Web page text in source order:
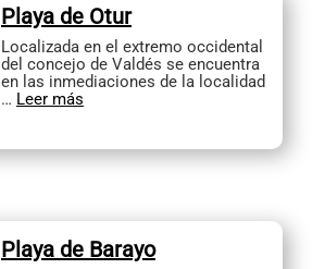
Playa de Otur
Localizada en el extremo occidental
del concejo de Valdés se encuentra
en las inmediaciones de la localidad
… Leer más
Playa de Barayo